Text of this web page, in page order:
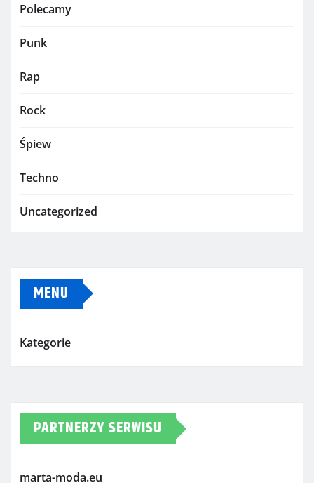
Polecamy
Punk
Rap
Rock
Śpiew
Techno
Uncategorized
MENU
Kategorie
PARTNERZY SERWISU
marta-moda.eu